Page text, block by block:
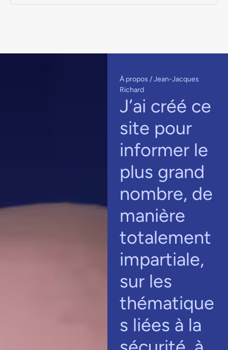
À propos / Jean-Jacques
Richard
J’ai créé ce
site pour
informer le
plus grand
nombre, de
manière
totalement
impartiale,
sur les
thématique
s liées à la